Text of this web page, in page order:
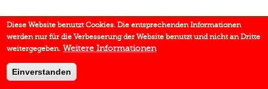
Diese Website benutzt Cookies. Die entsprechenden Informationen
werden nur für die Verbesserung der Website benutzt und nicht an Dritte
weitergegeben. Weitere Informationen
Einverstanden